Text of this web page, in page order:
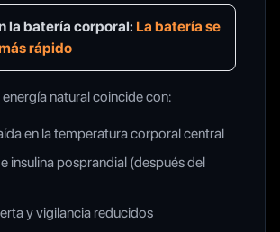
la batería corporal: La batería se
rápido
natural coincide con:
en la temperatura corporal central
insulina posprandial (después del
y vigilancia reducidos